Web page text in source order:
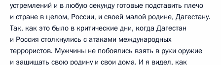
устремлений и в любую секунду готовые подставить плечо
и стране в целом, России, и своей малой родине, Дагестану.
Так, как это было в критические дни, когда Дагестан
и Россия столкнулись с атаками международных
террористов. Мужчины не побоялись взять в руки оружие
и защищать свою родину и свои дома. И я видел, как